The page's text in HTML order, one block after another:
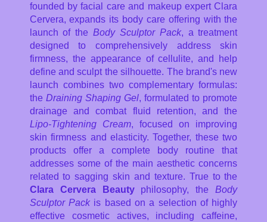
founded by facial care and makeup expert Clara
Cervera, expands its body care offering with the
launch of theBody Sculptor Pack, a treatment
designed to comprehensively address skin
firmness, the appearance of cellulite, and help
define and sculpt the silhouette. The brand's new
launch combines two complementary formulas:
the Draining Shaping Gel, formulated to promote
drainage and combat fluid retention, and the
Lipo-Tightening Cream, focused on improving
skin firmness and elasticity. Together, these two
products offer a complete body routine that
addresses some of the main aesthetic concerns
related to sagging skin and texture. True to the
Clara Cervera Beautyphilosophy, theBody
Sculptor Packis based on a selection of highly
effective cosmetic actives, including caffeine,